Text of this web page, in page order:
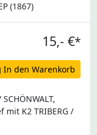
(1867)
15,- €*
In den Warenkorb
K2 TRIBERG /